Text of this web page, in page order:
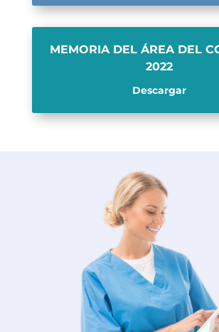
MEMORIA DEL ÁREA DEL
2022
Descargar